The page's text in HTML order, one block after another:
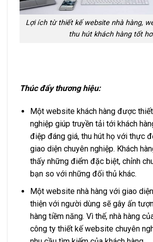
Lợi ích từ thiết kế website nhà hàng,
thu hút khách hàng tốt
Thúc đẩy thương hiệu:
Một website khách hàng được
nghiệp giúp truyền tải tới khách
điệp đáng giá, thu hút họ với thực
giao diện chuyên nghiệp. Khách
thấy những điểm đặc biệt, chỉnh
bạn so với những đối thủ khác.
Một website nhà hàng với giao
thiện với người dùng sẽ gây ấn
hàng tiềm năng. Vì thế, nhà hàng
công ty thiết kế website chuyên